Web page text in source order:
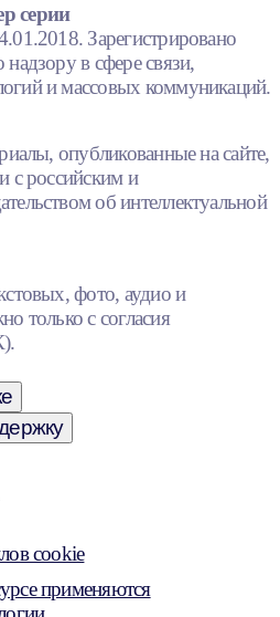
серии
Зарегистрировано
в сфере связи,
и массовых коммуникаций.
опубликованные на сайте,
с российским и
об интеллектуальной
фото, аудио и
только с согласия
cookie
применяются